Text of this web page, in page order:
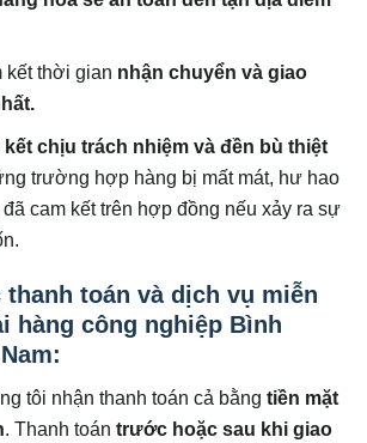
kết thời gian nhận chuyển và giao
kết chịu trách nhiệm và đền bù thiệt
trường hợp hàng bị mất mát, hư hao
cam kết trên hợp đồng nếu xảy ra sự
toán và dịch vụ miễn
hàng công nghiệp Bình
tôi nhận thanh toán cả bằng tiền mặt
. Thanh toán trước hoặc sau khi giao